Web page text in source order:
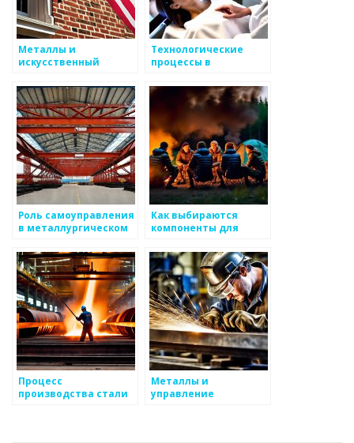
Металлы и
искусственный
Технологические
процессы в
лаборатории
Роль самоуправления
в металлургическом
Как выбираются
компоненты для
сплавов
Процесс
производства стали
Металлы и
управление